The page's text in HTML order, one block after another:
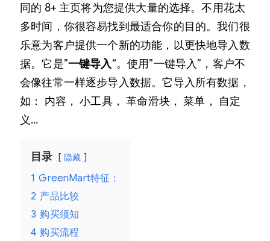
W
O
O
C
O
M
M
同的 8+ 主页将为您提供大量的选择。不用花太
多时间，你很容易找到最适合你的目的。我们很
乐意为客户提供一个新的功能，以更快地导入数
据。它是”一键导入“。使用”一键导入”，客户不
会像往常一样逐步导入数据。它导入所有数据，
如： 内容， 小工具， 革命滑块， 菜单， 自定
义…
目录 隐藏
1 GreenMart特征：
2 产品比较
3 购买须知
4 购买流程